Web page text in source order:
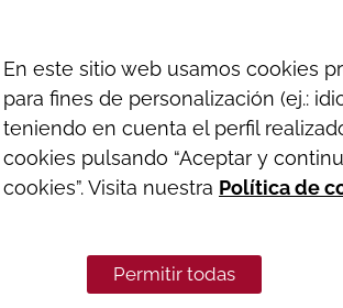
En este sitio web usamos cookies
para fines de personalización (ej.:
teniendo en cuenta el perfil
cookies pulsando “Aceptar y
cookies”. Visita nuestra Política de
Permitir todas
Listado de noticias